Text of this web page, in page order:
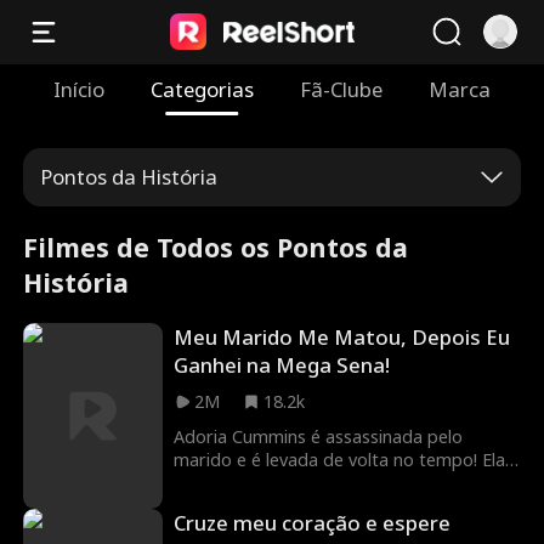
Início Categorias Fã-Clube Marca
Pontos da História
Filmes de Todos os Pontos da
História
Meu Marido Me Matou, Depois Eu
Ganhei na Mega Sena!
2M
18.2k
Adoria Cummins é assassinada pelo
marido e é levada de volta no tempo! Ela
prejudicaram, começando por ganhar na
Cruze meu coração e espere